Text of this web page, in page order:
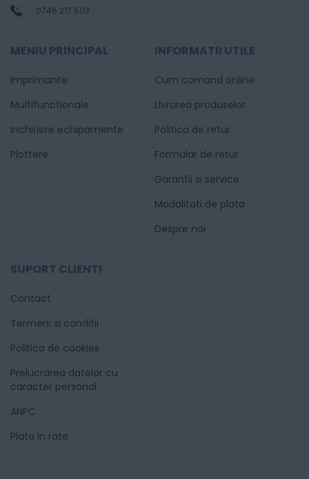
0746.217.503
MENIU PRINCIPAL
Imprimante
Multifunctionale
Inchiriere echipamente
Plottere
INFORMATII UTILE
Cum comand online
Livrarea produselor
Politica de retur
Formular de retur
Garantii si service
Modalitati de plata
Despre noi
SUPORT CLIENTI
Contact
Termeni si conditii
Politica de cookies
Prelucrarea datelor cu
caracter personal
ANPC
Plata in rate